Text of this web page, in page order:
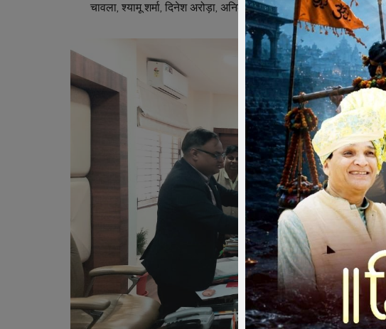
चावला, श्यामू शर्मा, दिनेश अरोड़ा, अनिल जैन, महेश राठौर, विजय सिंह